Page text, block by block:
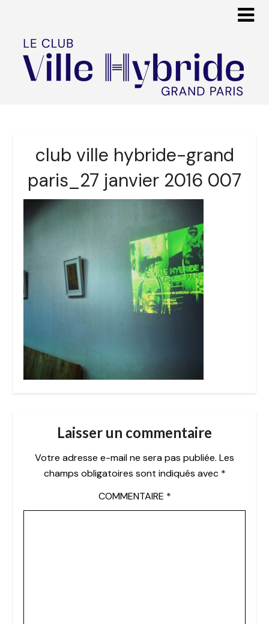
club ville hybride-grand
paris_27 janvier 2016 007
Laisser un commentaire
Votre adresse e-mail ne sera pas publiée. Les
champs obligatoires sont indiqués avec *
COMMENTAIRE *